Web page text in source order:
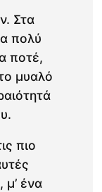
Στα
πολύ
ποτέ,
μυαλό
πιο
μ’ ένα